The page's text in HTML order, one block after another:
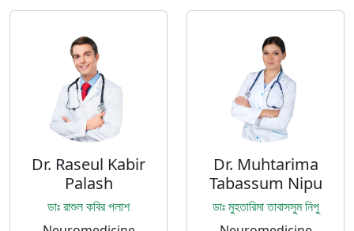
Dr. Raseul Kabir
Palash
ডাঃ রাশুল কবির পলাশ
Dr. Muhtarima
Tabassum Nipu
ডাঃ মুহতারিমা তাবাসসুম নিপু